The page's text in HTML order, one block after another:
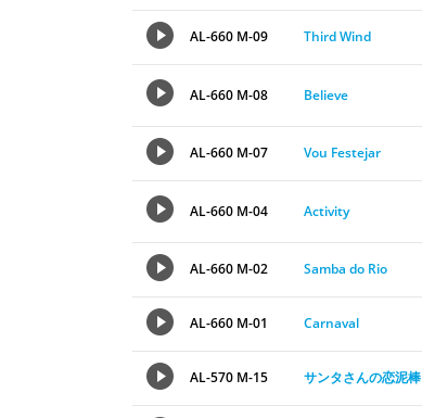
AL-660 M-09 Third Wind
AL-660 M-08 Believe
AL-660 M-07 Vou Festejar
AL-660 M-04 Activity
AL-660 M-02 Samba do Rio
AL-660 M-01 Carnaval
AL-570 M-15 サンタさんの恋泥棒